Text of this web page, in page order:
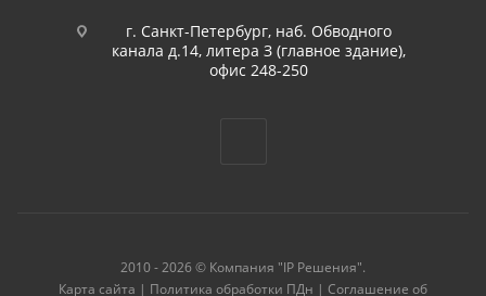
г. Санкт-Петербург, наб. Обводного
канала д.14, литера З (главное здание),
офис 248-250
2010 - 2026 © Компания "IP Решения".
Карта сайта | Политика обработки ПДн | Соглашение об